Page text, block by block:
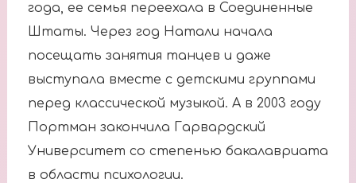
года, ее семья переехала в Соединенные
Штаты. Через год Натали начала
посещать занятия танцев и даже
выступала вместе с детскими группами
перед классической музыкой. А в 2003 году
Портман закончила Гарвардский
Университет со степенью бакалавриата
в области психологии.